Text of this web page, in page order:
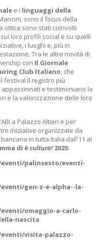
e i linguaggi della
sono il focus della
ottica sono stati coinvolti
loro profili social e su quelli
i luoghi e, più in
Tra le altre novità di
con Il Giornale
Club Italiano, che
festival il registro più
e testimoniano la
e la valorizzazione delle loro
a Palazzo Altieri e per
iniziative organizzate da
in tutta Italia dall'11 al
di ècultura! 2025:
palinsesto/eventi-
gen-z-e-alpha--la-
omaggio-a-carlo-
nascita
visita-palazzo-